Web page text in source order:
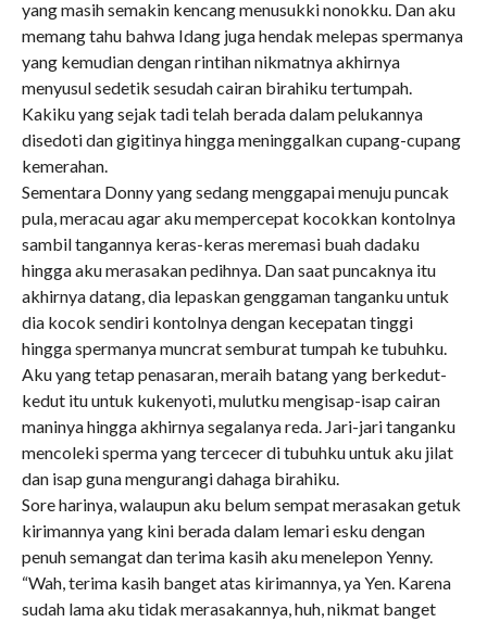
yang masih semakin kencang menusukki nonokku. Dan aku
memang tahu bahwa Idang juga hendak melepas spermanya
yang kemudian dengan rintihan nikmatnya akhirnya
menyusul sedetik sesudah cairan birahiku tertumpah.
Kakiku yang sejak tadi telah berada dalam pelukannya
disedoti dan gigitinya hingga meninggalkan cupang-cupang
kemerahan.
Sementara Donny yang sedang menggapai menuju puncak
pula, meracau agar aku mempercepat kocokkan kontolnya
sambil tangannya keras-keras meremasi buah dadaku
hingga aku merasakan pedihnya. Dan saat puncaknya itu
akhirnya datang, dia lepaskan genggaman tanganku untuk
dia kocok sendiri kontolnya dengan kecepatan tinggi
hingga spermanya muncrat semburat tumpah ke tubuhku.
Aku yang tetap penasaran, meraih batang yang berkedut-
kedut itu untuk kukenyoti, mulutku mengisap-isap cairan
maninya hingga akhirnya segalanya reda. Jari-jari tanganku
mencoleki sperma yang tercecer di tubuhku untuk aku jilat
dan isap guna mengurangi dahaga birahiku.
Sore harinya, walaupun aku belum sempat merasakan getuk
kirimannya yang kini berada dalam lemari esku dengan
penuh semangat dan terima kasih aku menelepon Yenny.
“Wah, terima kasih banget atas kirimannya, ya Yen. Karena
sudah lama aku tidak merasakannya, huh, nikmat banget